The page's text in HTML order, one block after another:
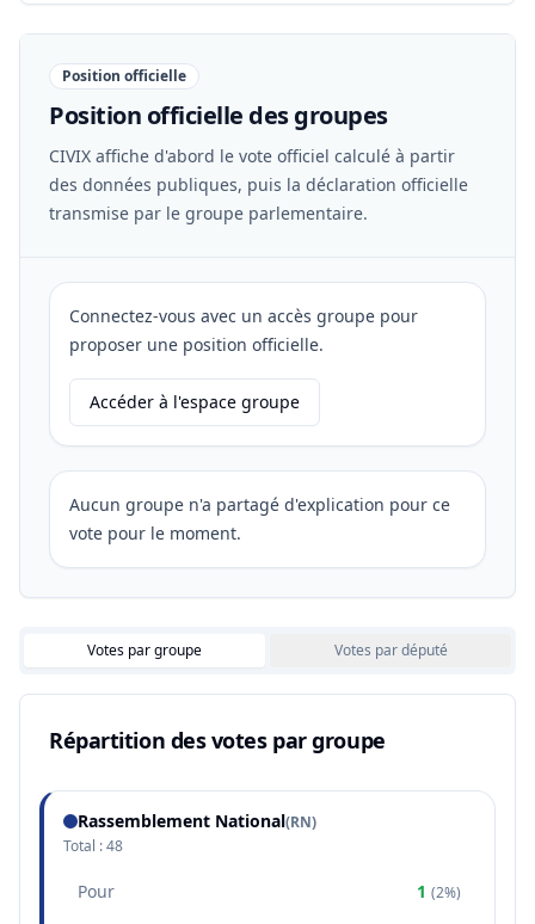
Position officielle
Position officielle des groupes
CIVIX affiche d'abord le vote officiel calculé à partir
des données publiques, puis la déclaration officielle
transmise par le groupe parlementaire.
Connectez-vous avec un accès groupe pour
proposer une position officielle.
Accéder à l'espace groupe
Aucun groupe n'a partagé d'explication pour ce
vote pour le moment.
Votes par groupe Votes par député
Répartition des votes par groupe
Rassemblement National(RN)
Total :48
Pour 1 (2%)